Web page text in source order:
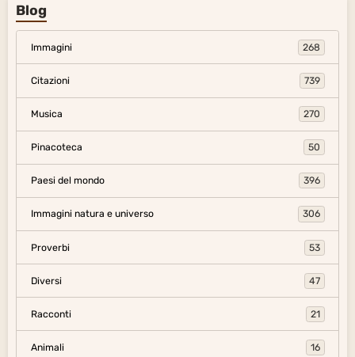
Blog
Immagini 268
Citazioni 739
Musica 270
Pinacoteca 50
Paesi del mondo 396
Immagini natura e universo 306
Proverbi 53
Diversi 47
Racconti 21
Animali 16